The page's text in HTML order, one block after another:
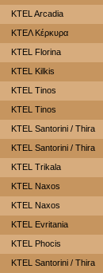
KTEL Arcadia
ΚΤΕΛ Κέρκυρα
KTEL Florina
KTEL Kilkis
KTEL Tinos
KTEL Tinos
KTEL Santorini / Thira
KTEL Santorini / Thira
ΚΤΕL Τrikala
KTEL Naxos
KTEL Naxos
ΚΤΕL Evritania
ΚΤΕL Phocis
KTEL Santorini / Thira